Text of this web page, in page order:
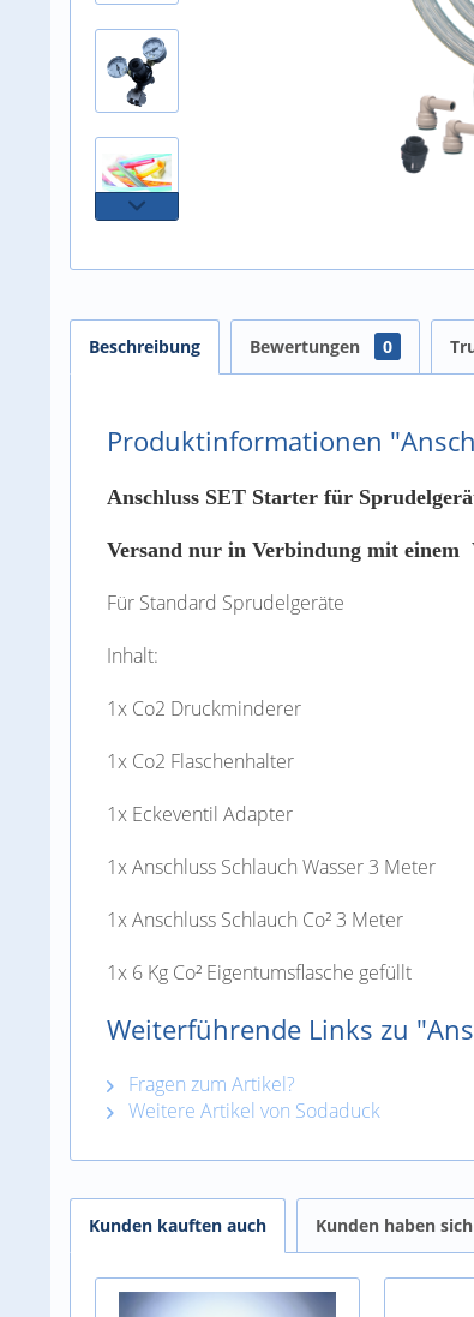
Beschreibung Bewertungen 0
Produktinformationen
Anschluss SET Starter für
Versand nur in Verbindung mit einem
Für Standard Sprudelgeräte
Inhalt:
1x Co2 Druckminderer
1x Co2 Flaschenhalter
1x Eckeventil Adapter
1x Anschluss Schlauch Wasser 3 Meter
1x Anschluss Schlauch Co² 3 Meter
1x 6 Kg Co² Eigentumsflasche gefüllt
Weiterführende Links zu
Fragen zum Artikel?
Weitere Artikel von Sodaduck
Kunden kauften auch Kunden haben